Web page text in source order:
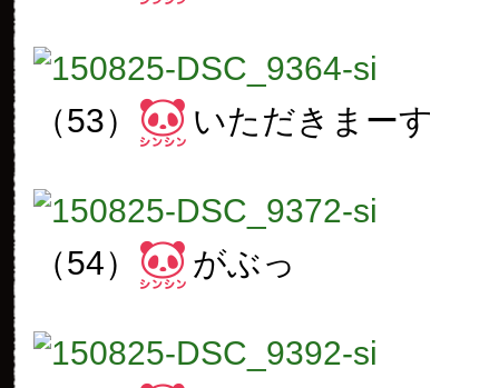
（53） いただきまーす
（54） がぶっ